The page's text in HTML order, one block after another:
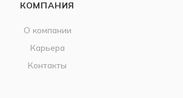
КОМПАНИЯ
О компании
Карьера
Контакты